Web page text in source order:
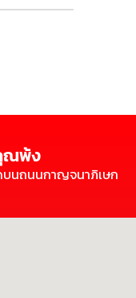
ณพ้ง
นถนนกาญจนาภิเษก